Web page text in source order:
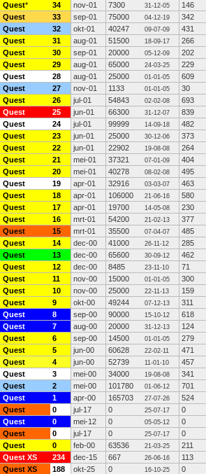
Quest* 34 nov-01 7300 31-12-05
146
Quest 33 sep-01 75000 04-12-19
342
Quest 32 okt-01 40247 09-07-09
431
Quest 31 aug-01 51500 18-09-17
266
Quest 30 sep-01 20000 05-12-09
202
Quest 29 aug-01 65000 24-03-25
229
Quest 28 aug-01 25000 01-01-05
609
Quest 27 nov-01 1133 01-01-05
30
Quest 26 jul-01 54843 02-02-08
693
Quest 25 jun-01 66300 31-12-07
839
Quest 24 jul-01 99999 14-09-18
482
Quest 23 jun-01 25000 30-12-06
373
Quest 22 jun-01 22902 19-08-08
264
Quest 21 mei-01 37321 07-01-09
404
Quest 20 mei-01 40278 08-02-08
495
Quest 19 apr-01 32916 03-03-07
463
Quest 18 apr-01 106000 21-06-16
580
Quest 17 apr-01 19700 14-05-08
230
Quest 16 mrt-01 54200 21-02-13
377
Quest 15 mrt-01 35500 07-04-07
485
Quest 14 dec-00 41000 26-11-12
285
Quest 13 dec-00 65600 30-09-12
462
Quest 12 dec-00 8485 23-11-10
71
Quest 11 nov-00 15000 01-01-05
300
Quest 10 nov-00 25000 22-11-13
159
Quest 9 okt-00 49244 07-12-13
311
Quest 8 sep-00 90000 15-10-12
618
Quest 7 aug-00 20000 31-12-13
124
Quest 6 sep-00 14500 01-01-05
279
Quest 5 jun-00 60628 22-02-11
471
Quest 4 jun-00 52739 11-01-10
457
Quest 3 mei-00 34000 19-08-08
341
Quest 2 mei-00 101780 01-06-12
701
Quest 1 apr-00 165703 27-07-26
524
Quest 0 jul-17 0 25-07-17
0
Quest 0 mei-12 0 05-05-12
0
Quest 0 jul-17 0 25-07-17
0
Quest 0 feb-00 63536 21-03-25
211
Quest XS 234 dec-15 667 26-06-16
113
Quest XS 188 okt-25 0 16-10-25
0